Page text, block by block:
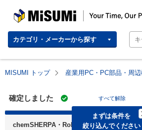
MISUMI | Your Time, Our Priority
カテゴリ・メーカーから探す
MISUMI トップ 産業用PC・PC部品・周
確定しました すべて解除
まずは条件を
絞り込んでください
chemSHERPA・RoHS